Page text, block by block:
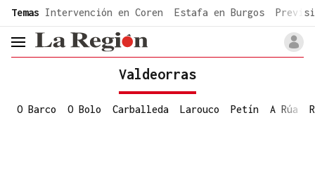
common.go-to-content
Temas Intervención en Coren Estafa en Burgos
header.menu.open
Valdeorras
O Barco O Bolo Carballeda Larouco Petín A Rúa